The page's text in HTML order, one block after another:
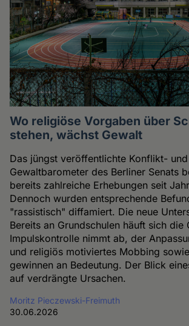
Wo religiöse Vorgaben über
stehen, wächst Gewalt
Das jüngst veröffentlichte Konflikt- und
Gewaltbarometer des Berliner Senats
bereits zahlreiche Erhebungen seit
Dennoch wurden entsprechende
"rassistisch" diffamiert. Die neue
Bereits an Grundschulen häuft sich die
Impulskontrolle nimmt ab, der
und religiös motiviertes Mobbing
gewinnen an Bedeutung. Der Blick
auf verdrängte Ursachen.
Moritz Pieczewski-Freimuth
30.06.2026